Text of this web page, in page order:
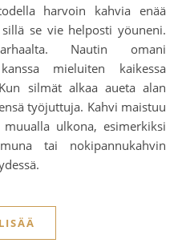
harvoin kahvia enää
se vie helposti yöuneni.
Nautin omani
mieluiten kaikessa
silmät alkaa aueta alan
työjuttuja. Kahvi maistuu
ulkona, esimerkiksi
tai nokipannukahvin